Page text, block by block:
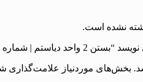
نشده است.
| شماره پرونده : 1021”
بخش‌های موردنیاز علامت‌گذاری